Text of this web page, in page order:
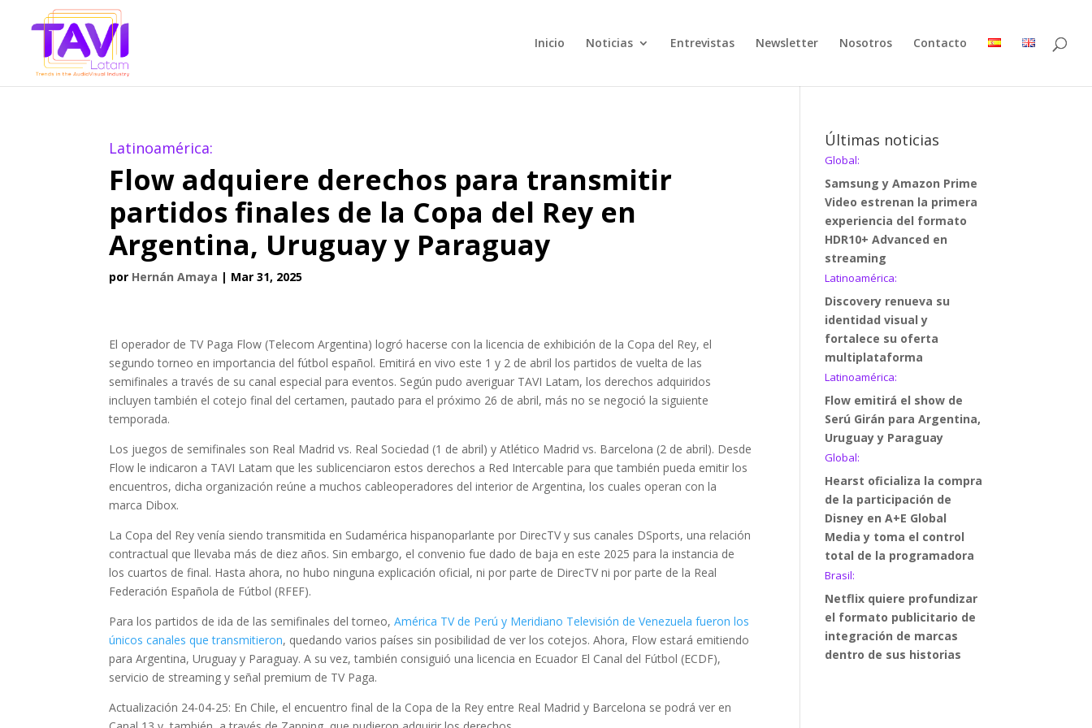
Inicio Noticias Entrevistas Newsletter Nosotros Contacto
Latinoamérica:
Flow adquiere derechos para transmitir
partidos finales de la Copa del Rey en
Argentina, Uruguay y Paraguay
por Hernán Amaya | Mar 31, 2025
El operador de TV Paga Flow (Telecom Argentina) logró hacerse con la licencia de exhibición de la Copa del Rey, el
segundo torneo en importancia del fútbol español. Emitirá en vivo este 1 y 2 de abril los partidos de vuelta de las
semifinales a través de su canal especial para eventos. Según pudo averiguar TAVI Latam, los derechos adquiridos
incluyen también el cotejo final del certamen, pautado para el próximo 26 de abril, más no se negoció la siguiente
temporada.
Los juegos de semifinales son Real Madrid vs. Real Sociedad (1 de abril) y Atlético Madrid vs. Barcelona (2 de abril). Desde
Flow le indicaron a TAVI Latam que les sublicenciaron estos derechos a Red Intercable para que también pueda emitir los
encuentros, dicha organización reúne a muchos cableoperadores del interior de Argentina, los cuales operan con la
marca Dibox.
La Copa del Rey venía siendo transmitida en Sudamérica hispanoparlante por DirecTV y sus canales DSports, una relación
contractual que llevaba más de diez años. Sin embargo, el convenio fue dado de baja en este 2025 para la instancia de
los cuartos de final. Hasta ahora, no hubo ninguna explicación oficial, ni por parte de DirecTV ni por parte de la Real
Federación Española de Fútbol (RFEF).
Para los partidos de ida de las semifinales del torneo,América TV de Perú y Meridiano Televisión de Venezuela fueron los
únicos canales que transmitieron, quedando varios países sin posibilidad de ver los cotejos. Ahora, Flow estará emitiendo
para Argentina, Uruguay y Paraguay. A su vez, también consiguió una licencia en Ecuador El Canal del Fútbol (ECDF),
servicio de streaming y señal premium de TV Paga.
Actualización 24-04-25: En Chile, el encuentro final de la Copa de la Rey entre Real Madrid y Barcelona se podrá ver en
Últimas noticias
Global:
Samsung y Amazon Prime
Video estrenan la primera
experiencia del formato
HDR10+ Advanced en
streaming
Latinoamérica:
Discovery renueva su
identidad visual y
fortalece su oferta
multiplataforma
Latinoamérica:
Flow emitirá el show de
Serú Girán para Argentina,
Uruguay y Paraguay
Global:
Hearst oficializa la compra
de la participación de
Disney en A+E Global
Media y toma el control
total de la programadora
Brasil:
Netflix quiere profundizar
el formato publicitario de
integración de marcas
dentro de sus historias